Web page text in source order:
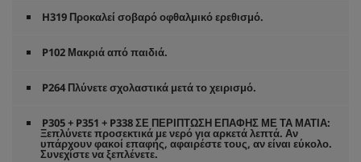
H319 Προκαλεί σοβαρό οφθαλμικό ερεθισμό.
P102 Μακριά από παιδιά.
P264 Πλύνετε σχολαστικά μετά το χειρισμό.
P305 + P351 + P338 ΣΕ ΠΕΡΙΠΤΩΣΗ ΕΠΑΦΗΣ ΜΕ ΤΑ ΜΑΤΙΑ:
Ξεπλύνετε προσεκτικά με νερό για αρκετά λεπτά. Αν
υπάρχουν φακοί επαφής, αφαιρέστε τους, αν είναι εύκολο.
Συνεχίστε να ξεπλένετε.